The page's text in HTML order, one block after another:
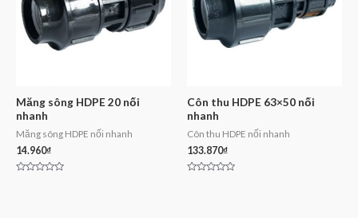
Măng sông HDPE 20 nối
nhanh
Măng sông HDPE nối nhanh
14.960₫
Côn thu HDPE 63×50 nối
nhanh
Côn thu HDPE nối nhanh
133.870₫